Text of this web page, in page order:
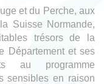
et du Perche, aux
Suisse Normande,
trésors de la
Département et ses
au programme
sensibles en raison